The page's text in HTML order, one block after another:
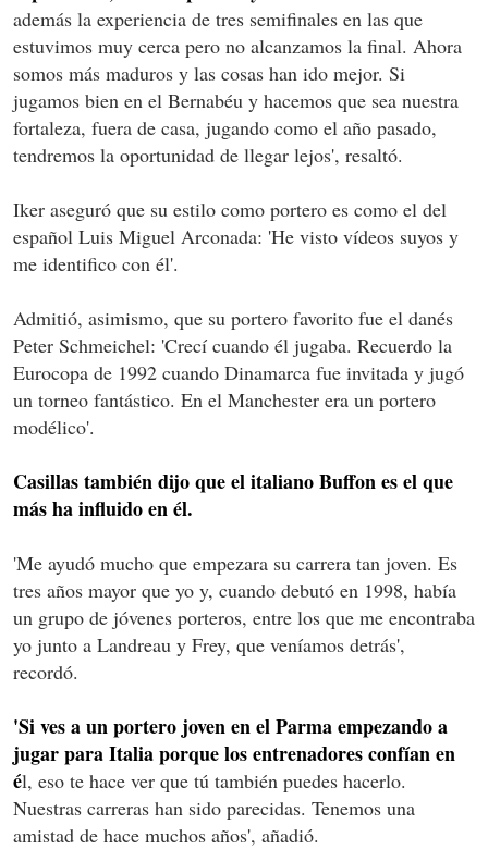
además la experiencia de tres semifinales en las que
estuvimos muy cerca pero no alcanzamos la final. Ahora
somos más maduros y las cosas han ido mejor. Si
jugamos bien en el Bernabéu y hacemos que sea nuestra
fortaleza, fuera de casa, jugando como el año pasado,
tendremos la oportunidad de llegar lejos', resaltó.
Iker aseguró que su estilo como portero es como el del
español Luis Miguel Arconada: 'He visto vídeos suyos y
me identifico con él'.
Admitió, asimismo, que su portero favorito fue el danés
Peter Schmeichel: 'Crecí cuando él jugaba. Recuerdo la
Eurocopa de 1992 cuando Dinamarca fue invitada y jugó
un torneo fantástico. En el Manchester era un portero
modélico'.
Casillas también dijo que el italiano Buffon es el que
más ha influido en él.
'Me ayudó mucho que empezara su carrera tan joven. Es
tres años mayor que yo y, cuando debutó en 1998, había
un grupo de jóvenes porteros, entre los que me encontraba
yo junto a Landreau y Frey, que veníamos detrás',
recordó.
'Si ves a un portero joven en el Parma empezando a
jugar para Italia porque los entrenadores confían en
él, eso te hace ver que tú también puedes hacerlo.
Nuestras carreras han sido parecidas. Tenemos una
amistad de hace muchos años', añadió.